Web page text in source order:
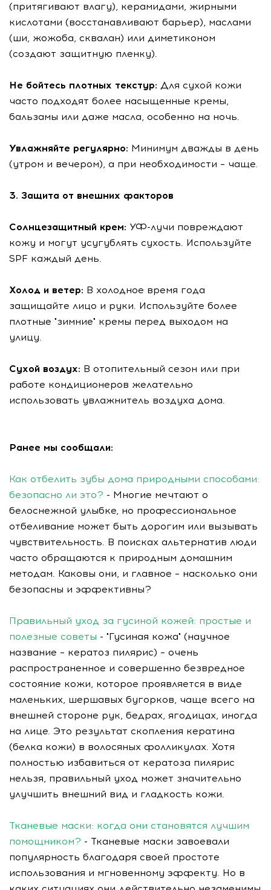
(притягивают влагу), керамидами, жирными
кислотами (восстанавливают барьер), маслами
(ши, жожоба, сквалан) или диметиконом
(создают защитную пленку).
Не бойтесь плотных текстур: Для сухой кожи
часто подходят более насыщенные кремы,
бальзамы или даже масла, особенно на ночь.
Увлажняйте регулярно: Минимум дважды в день
(утром и вечером), а при необходимости – чаще.
3. Защита от внешних факторов
Солнцезащитный крем: УФ-лучи повреждают
кожу и могут усугублять сухость. Используйте
SPF каждый день.
Холод и ветер: В холодное время года
защищайте лицо и руки. Используйте более
плотные "зимние" кремы перед выходом на
улицу.
Сухой воздух: В отопительный сезон или при
работе кондиционеров желательно
использовать увлажнитель воздуха дома.
Ранее мы сообщали:
Как отбелить зубы дома природными способами:
безопасно ли это? - Многие мечтают о
белоснежной улыбке, но профессиональное
отбеливание может быть дорогим или вызывать
чувствительность. В поисках альтернатив люди
часто обращаются к природным домашним
методам. Каковы они, и главное – насколько они
безопасны и эффективны?
Правильный уход за гусиной кожей: простые и
полезные советы - "Гусиная кожа" (научное
название – кератоз пилярис) – очень
распространенное и совершенно безвредное
состояние кожи, которое проявляется в виде
маленьких, шершавых бугорков, чаще всего на
внешней стороне рук, бедрах, ягодицах, иногда
на лице. Это результат скопления кератина
(белка кожи) в волосяных фолликулах. Хотя
полностью избавиться от кератоза пилярис
нельзя, правильный уход может значительно
улучшить внешний вид и гладкость кожи.
Тканевые маски: когда они становятся лучшим
помощником? - Тканевые маски завоевали
популярность благодаря своей простоте
использования и мгновенному эффекту. Но в